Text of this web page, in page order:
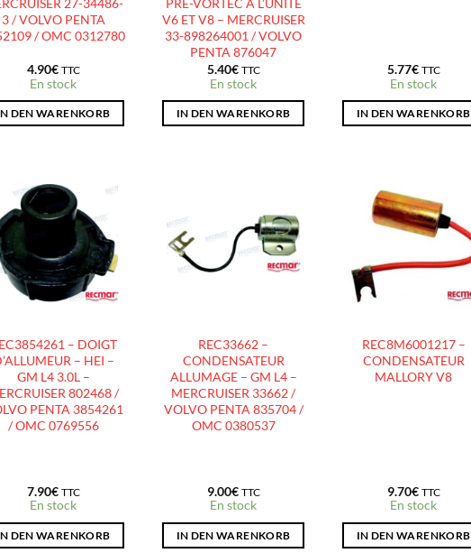
27-34486-
3 / VOLVO PENTA
/ OMC 0312780
4.90€ TTC
En stock
DEN WARENKORB
PRÉ-VORTEC À L’UNITÉ
V6 ET V8 – MERCRUISER
33-898264001 / VOLVO
PENTA 876047
5.40€ TTC
En stock
IN DEN WARENKORB
5.77€ TTC
En stock
IN DEN WARENKORB
AJOUTER
À LA
LISTE
D’ENVIES
– DOIGT
– HEI –
GM L4 3.0L –
802468 /
PENTA 3854261
/ OMC 0769556
7.90€ TTC
En stock
DEN WARENKORB
AJOUTER
À LA
LISTE
D’ENVIES
REC33662 –
CONDENSATEUR
ALLUMAGE – GM L4 –
MERCRUISER 33662 /
VOLVO PENTA 835704 /
OMC 0380537
9.00€ TTC
En stock
IN DEN WARENKORB
AJOUTER
À LA
D’ENVIES
REC8M6001217 –
CONDENSATEUR
MALLORY V8
9.70€ TTC
En stock
IN DEN WARENKORB